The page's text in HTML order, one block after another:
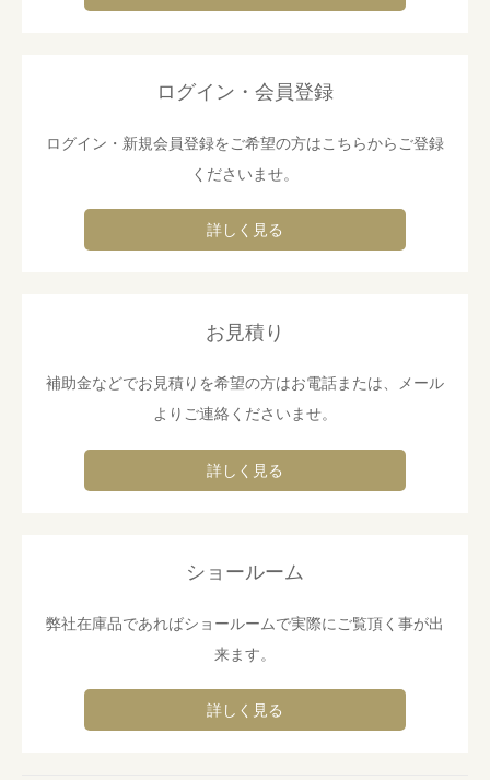
ログイン・会員登録
ログイン・新規会員登録をご希望の方はこちらからご登録
くださいませ。
詳しく見る
お見積り
補助金などでお見積りを希望の方はお電話または、メール
よりご連絡くださいませ。
詳しく見る
ショールーム
弊社在庫品であればショールームで実際にご覧頂く事が出
来ます。
詳しく見る